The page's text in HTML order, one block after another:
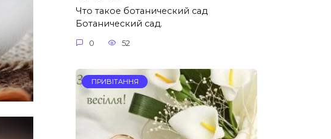
Что такое ботанический сад
Ботанический сад.
0 52
ПРИВІТАННЯ